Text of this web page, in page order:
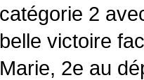
catégorie 2
belle victoire
Marie, 2e au